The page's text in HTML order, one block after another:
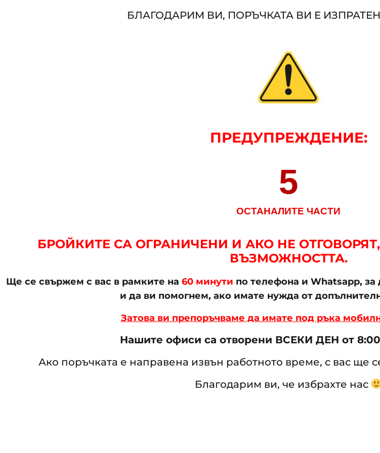
БЛАГОДАРИМ ВИ, ПОРЪЧКАТА ВИ Е
ПРЕДУПРЕЖДЕНИЕ:
ОСТАНАЛИТЕ ЧАСТИ
5
БРОЙКИТЕ СА ОГРАНИЧЕНИ И АКО НЕ
ВЪЗМОЖНОСТТА.
Ще се свържем с вас в рамките на 60 минути по телефона и Whatsapp,
и да ви помогнем, ако имате нужда от
Затова ви препоръчваме да имате под ръка
Нашите офиси са отворени ВСЕКИ ДЕН от 8:00
Ако поръчката е направена извън работното време, с вас ще
Благодарим ви, че избрахте нас